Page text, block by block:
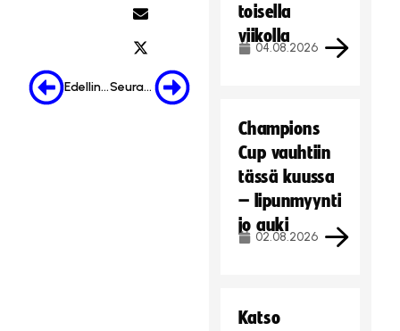
Edellinen Seuraava
toisella
viikolla
04.08.2026
Champions
Cup vauhtiin
tässä kuussa
– lipunmyynti
jo auki
02.08.2026
Katso